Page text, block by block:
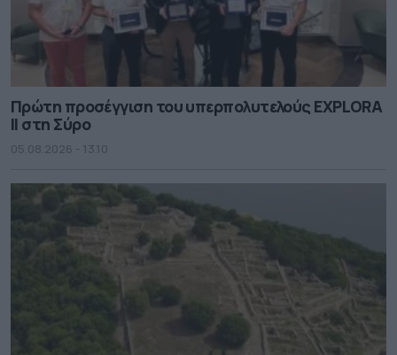
Πρώτη προσέγγιση του υπερπολυτελούς EXPLORA
II στη Σύρο
05.08.2026 - 13.10